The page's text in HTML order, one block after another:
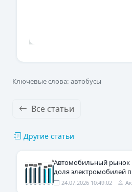
Ключевые слова: автобусы
Все статьи
Другие статьи
Автомобильный рынок
доля электромобилей
24.07.2026 10:49:02